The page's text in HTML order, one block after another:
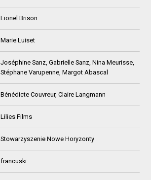
Lionel Brison
Marie Luiset
Joséphine Sanz, Gabrielle Sanz, Nina Meurisse,
Stéphane Varupenne, Margot Abascal
Bénédicte Couvreur, Claire Langmann
Lilies Films
Stowarzyszenie Nowe Horyzonty
francuski